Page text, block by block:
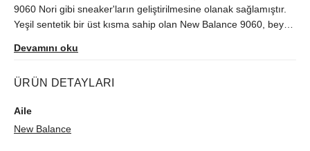
9060 Nori gibi sneaker'ların geliştirilmesine olanak sağlamıştır.
Yeşil sentetik bir üst kısma sahip olan New Balance 9060, beyaz
New Balance 990'dan alınan sallanan çubuklarla süslenmiştir.
sağlar. New Balance 9060, ABZORB ve SBS yastıklamayla
sağlar. Ayakkabı tabanının altındaki elmas desen ise, New
Balance 860 modelinden esinlenmiştir ve sneaker'ı diğer New
Devamını oku
ÜRÜN DETAYLARI
Aile
New Balance